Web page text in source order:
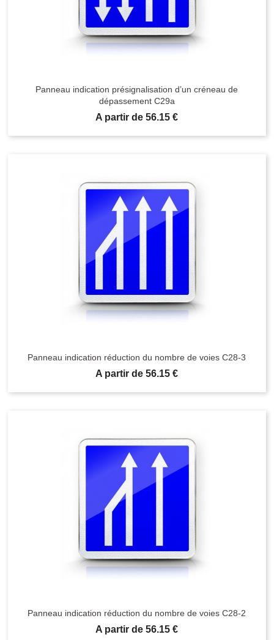
Panneau indication présignalisation d’un créneau de
dépassement C29a
Prix
A partir de 56.15 €
Panneau indication réduction du nombre de voies C28-3
Prix
A partir de 56.15 €
Panneau indication réduction du nombre de voies C28-2
Prix
A partir de 56.15 €